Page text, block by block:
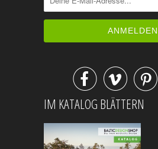

IM KATALOG BLÄTTERN